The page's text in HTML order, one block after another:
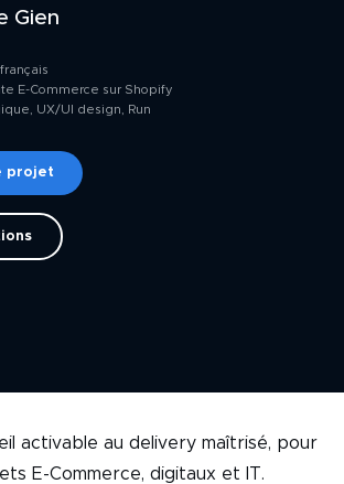
Gien
E-Commerce sur Shopify
UX/UI design, Run
projet
activable au delivery maîtrisé, pour
E-Commerce, digitaux et IT.